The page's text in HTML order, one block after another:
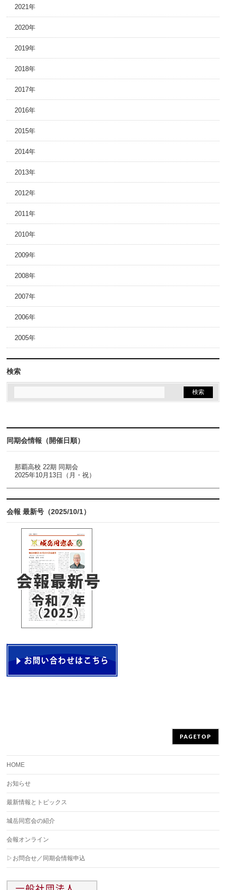
2021年
2020年
2019年
2018年
2017年
2016年
2015年
2014年
2013年
2012年
2011年
2010年
2009年
2008年
2007年
2006年
2005年
検索
同期会情報（開催日順）
那覇高校 22期 同期会
2025年10月13日（月・祝）
会報 最新号（2025/10/1）
PAGETOP
HOME
お知らせ
最新情報とトピックス
城岳同窓会の紹介
会報オンライン
▷お問合せ／同期会情報申込